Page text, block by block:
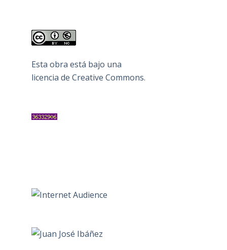
Esta obra está bajo una
licencia de Creative Commons.